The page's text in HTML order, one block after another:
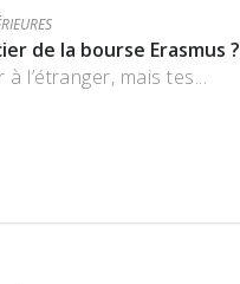
de la bourse Erasmus ?
l’étranger, mais tes...